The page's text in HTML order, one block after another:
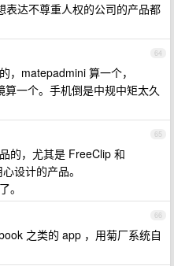
表达不尊重人权的公司的产品都
64
，matepadmini 算一个，
一个。手机倒是中规中矩太久
65
的，尤其是 FreeClip 和
设计的产品。
。
66
之类的 app ，用菊厂系统自